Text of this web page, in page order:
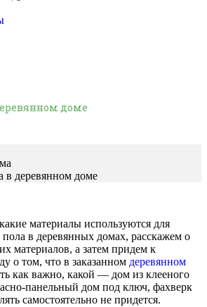
доме
в деревянном доме
материалы используются для
в деревянных домах, расскажем о
материалов, а затем придем к
о том, что в заказанном деревянном
как важно, какой — дом из клееного
панельный дом под ключ, фахверк
самостоятельно не придется.